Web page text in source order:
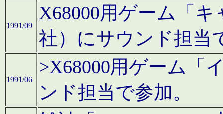
1991/09
X68000用ゲーム「
社）にサウンド担当
1991/06
>X68000用ゲーム「
ンド担当で参加。